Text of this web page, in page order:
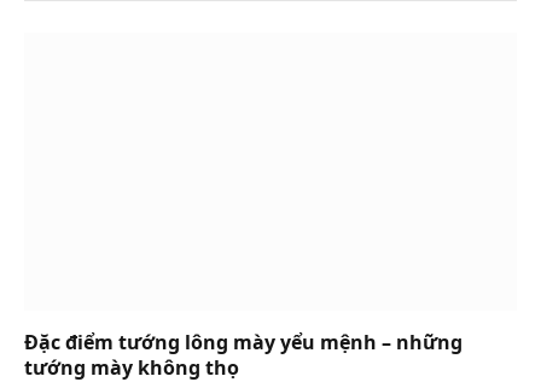
Đặc điểm tướng lông mày yểu mệnh – những
tướng mày không thọ